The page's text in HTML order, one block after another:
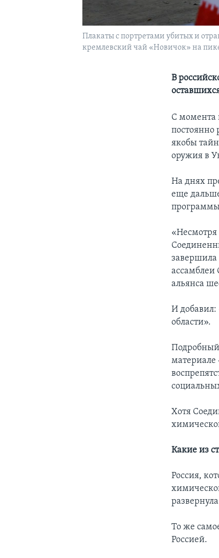
Плакаты с портретами убитых и
кремлевский чай «Новичок» на
В
С момента
постоянно
якобы
оружия в
На днях
еще
завершила
ассамблеи
альянса
И добавил:
области».
Подробный
материале
Хотя
Какие из
Россия,
То же
Россией.